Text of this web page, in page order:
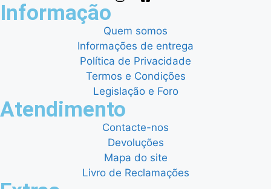
Informação
Quem somos
Informações de entrega
Política de Privacidade
Termos e Condições
Legislação e Foro
Atendimento
Contacte-nos
Devoluções
Mapa do site
Livro de Reclamações